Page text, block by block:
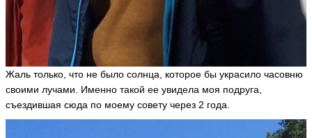
Жаль только, что не было солнца, которое бы украсило часовню
своими лучами. Именно такой ее увидела моя подруга,
съездившая сюда по моему совету через 2 года.